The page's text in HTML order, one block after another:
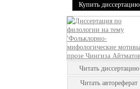
Купить диссертацию
Читать диссертацию
Читать автореферат